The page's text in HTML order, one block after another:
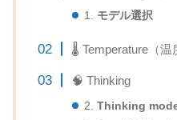
1. モデル選択
🌡 Temperature（温
🧠 Thinking
2.Thinking mode